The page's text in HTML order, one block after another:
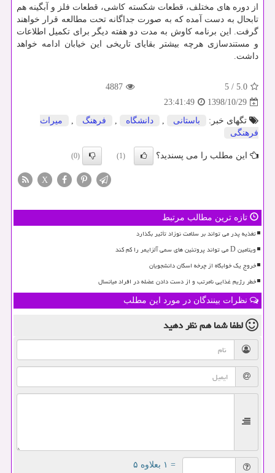
از دوره های مختلف، قطعات شكسته كاشی، قطعات فلز و آبگینه هم
تابحال به دست آمده كه به صورت جداگانه تحت مطالعه قرار خواهند
گرفت. این برنامه كاوش به مدت دو هفته دیگر برای تكمیل اطلاعات
و مستندسازی هرچه بیشتر بقایای تاریخی این خیابان ادامه خواهد
داشت.
5.0
/
5
4887
1398/10/29
23:41:49
تگهای خبر:
باستانی , دانشگاه , فرهنگ ,
میراث
فرهنگی
این مطلب را می پسندید؟ (1)
(0)
X
تازه ترین مطالب مرتبط
تغذیه پدر می تواند بر سلامت نوزاد تأثیر بگذارد
ویتامین D می تواند پروتئین های سمی آلزایمر را کم کند
خروج یک خوابگاه از چرخه اسکان دانشجویان
خطر رژیم غذایی نامرتب و از دست دادن عضله در افراد میانسال
نظرات بینندگان در مورد این مطلب
لطفا شما همنظر دهید
= ۱ بعلاوه ۵